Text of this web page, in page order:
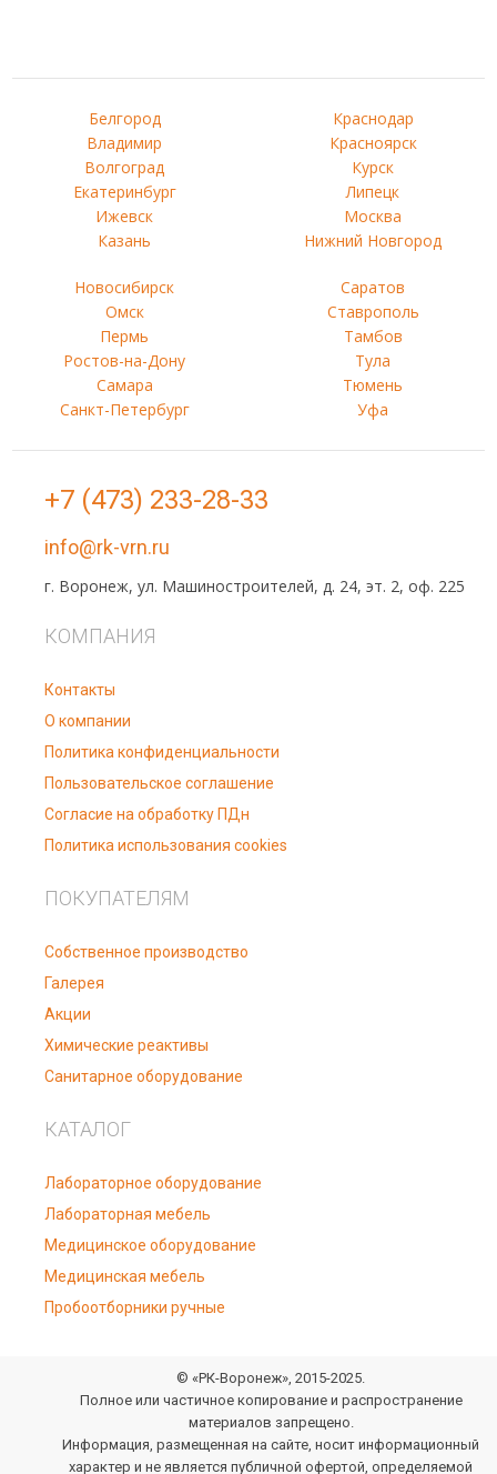
Белгород
Владимир
Волгоград
Екатеринбург
Ижевск
Казань
Краснодар
Красноярск
Курск
Липецк
Москва
Нижний Новгород
Новосибирск
Омск
Пермь
Ростов-на-Дону
Самара
Санкт-Петербург
Саратов
Ставрополь
Тамбов
Тула
Тюмень
Уфа
+7 (473) 233-28-33
info@rk-vrn.ru
г. Воронеж, ул. Машиностроителей, д. 24, эт. 2, оф. 225
КОМПАНИЯ
Контакты
О компании
Политика конфиденциальности
Пользовательское соглашение
Согласие на обработку ПДн
Политика использования cookies
ПОКУПАТЕЛЯМ
Собственное производство
Галерея
Акции
Химические реактивы
Санитарное оборудование
КАТАЛОГ
Лабораторное оборудование
Лабораторная мебель
Медицинское оборудование
Медицинская мебель
Пробоотборники ручные
© «РК-Воронеж», 2015-2025.
Полное или частичное копирование и распространение
материалов запрещено.
Информация, размещенная на сайте, носит информационный
характер и не является публичной офертой, определяемой